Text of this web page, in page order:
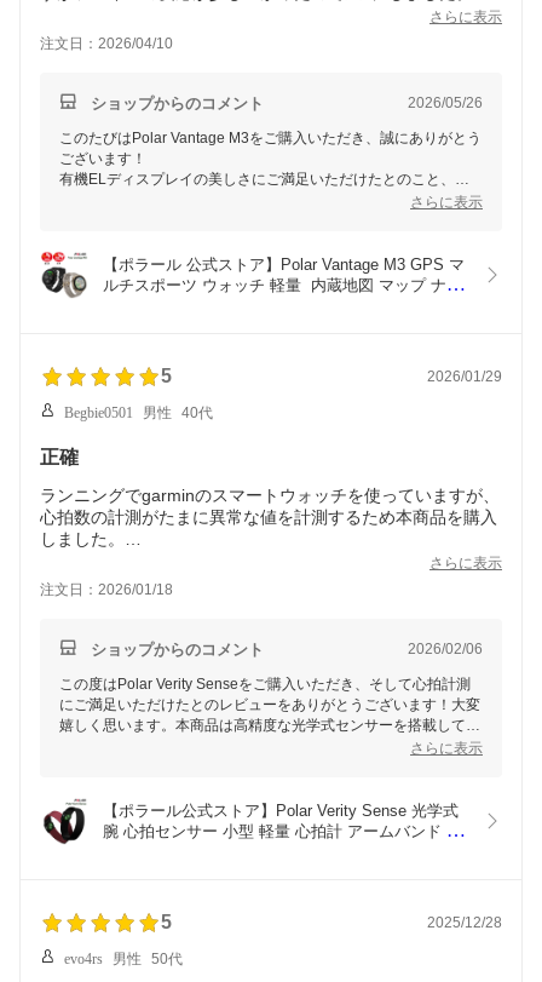
さらに表示
注文日：2026/04/10
ショップからのコメント 2026/05/26
このたびはPolar Vantage M3をご購入いただき、誠にありがとう
ございます！
有機ELディスプレイの美しさにご満足いただけたとのこと、大
げます。お客様からの貴重なご意見は、今後の製品改良の参考に
させていただきます。
引き続きご使用いただく中で、何か気になる点がございました
さらに表示
【ポラール 公式ストア】Polar Vantage M3 GPS マ
ルチスポーツ ウォッチ 軽量  内蔵地図 マップ ナビ
5 2026/01/29
Begbie0501 男性 40代
正確
ランニングでgarminのスマートウォッチを使っていますが、
心拍数の計測がたまに異常な値を計測するため本商品を購入
しました。
garminのセンサーデバイスに本商品を登録して使用していま
すが、結果的に心拍数が正確に測れるようになったので大満
さらに表示
注文日：2026/01/18
ショップからのコメント 2026/02/06
この度はPolar Verity Senseをご購入いただき、そして心拍計測
にご満足いただけたとのレビューをありがとうございます！大変
嬉しく思います。本商品は高精度な光学式センサーを搭載してお
り、トレーニングやランニングでのデータの信頼性向上にお役立
これからもより快適で正確なトレーニングができるよう、ぜひご
愛用くださいませ。今後ともよろしくお願いいたします。
さらに表示
【ポラール公式ストア】Polar Verity Sense 光学式
腕 心拍センサー 小型 軽量 心拍計 アームバンド メ
5 2025/12/28
evo4rs 男性 50代